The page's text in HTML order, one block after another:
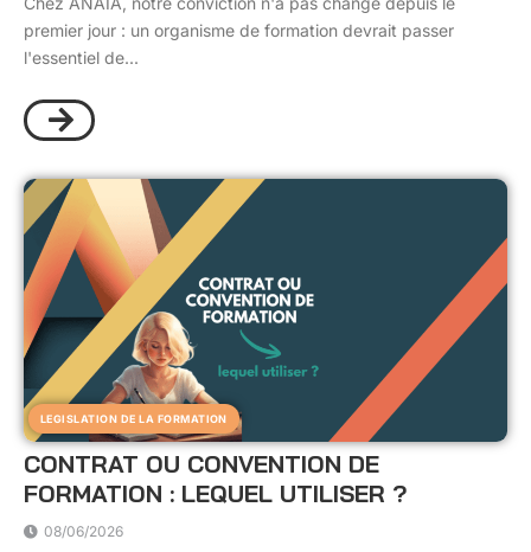
premier jour : un organisme de formation devrait passer
l'essentiel de...
LEGISLATION DE LA FORMATION
CONTRAT OU CONVENTION DE
FORMATION : LEQUEL UTILISER ?
08/06/2026